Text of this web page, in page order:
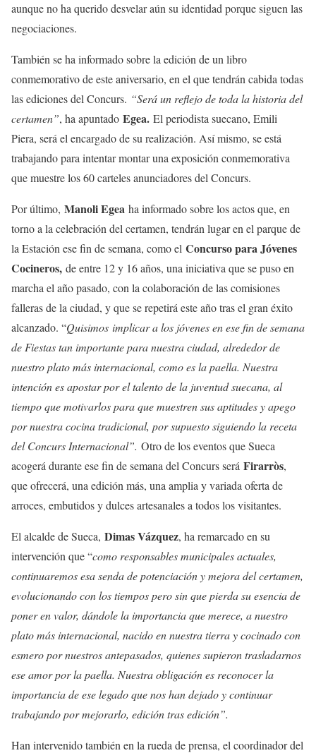
aunque no ha querido desvelar aún su identidad porque siguen las
negociaciones.
También se ha informado sobre la edición de un libro
conmemorativo de este aniversario, en el que tendrán cabida todas
las ediciones del Concurs. “Será un reflejo de toda la historia del
certamen”, ha apuntado Egea. El periodista suecano, Emili
Piera, será el encargado de su realización. Así mismo, se está
trabajando para intentar montar una exposición conmemorativa
que muestre los 60 carteles anunciadores del Concurs.
Por último, Manoli Egea ha informado sobre los actos que, en
torno a la celebración del certamen, tendrán lugar en el parque de
la Estación ese fin de semana, como el Concurso para Jóvenes
Cocineros, de entre 12 y 16 años, una iniciativa que se puso en
marcha el año pasado, con la colaboración de las comisiones
falleras de la ciudad, y que se repetirá este año tras el gran éxito
alcanzado. “Quisimos implicar a los jóvenes en ese fin de semana
de Fiestas tan importante para nuestra ciudad, alrededor de
nuestro plato más internacional, como es la paella. Nuestra
intención es apostar por el talento de la juventud suecana, al
tiempo que motivarlos para que muestren sus aptitudes y apego
por nuestra cocina tradicional, por supuesto siguiendo la receta
del Concurs Internacional”. Otro de los eventos que Sueca
acogerá durante ese fin de semana del Concurs será Firarròs,
que ofrecerá, una edición más, una amplia y variada oferta de
arroces, embutidos y dulces artesanales a todos los visitantes.
El alcalde de Sueca, Dimas Vázquez, ha remarcado en su
intervención que “como responsables municipales actuales,
continuaremos esa senda de potenciación y mejora del certamen,
evolucionando con los tiempos pero sin que pierda su esencia de
poner en valor, dándole la importancia que merece, a nuestro
plato más internacional, nacido en nuestra tierra y cocinado con
esmero por nuestros antepasados, quienes supieron trasladarnos
ese amor por la paella. Nuestra obligación es reconocer la
importancia de ese legado que nos han dejado y continuar
trabajando por mejorarlo, edición tras edición”.
Han intervenido también en la rueda de prensa, el coordinador del